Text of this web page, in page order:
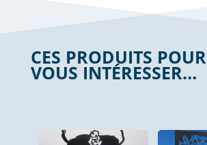
CES PRODUITS
VOUS INTÉRESSER…